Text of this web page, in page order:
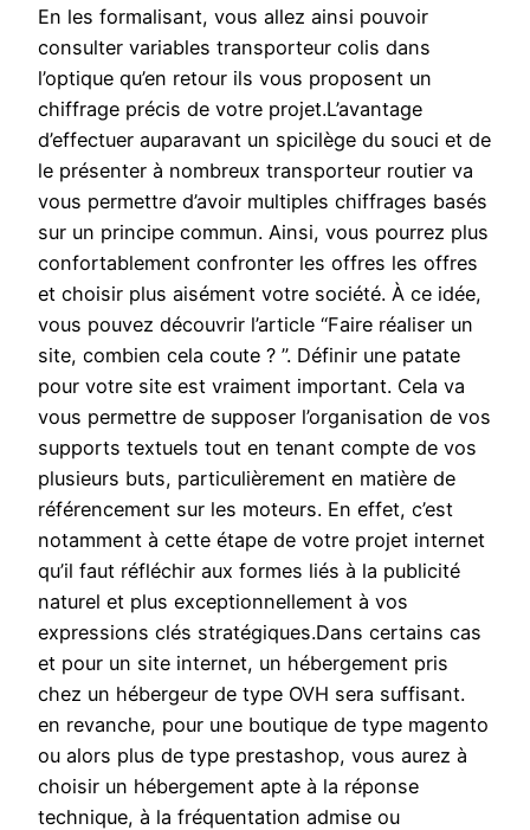
En les formalisant, vous allez ainsi pouvoir
consulter variables transporteur colis dans
l’optique qu’en retour ils vous proposent un
chiffrage précis de votre projet.L’avantage
d’effectuer auparavant un spicilège du souci et de
le présenter à nombreux transporteur routier va
vous permettre d’avoir multiples chiffrages basés
sur un principe commun. Ainsi, vous pourrez plus
confortablement confronter les offres les offres
et choisir plus aisément votre société. À ce idée,
vous pouvez découvrir l’article “Faire réaliser un
site, combien cela coute ? ”. Définir une patate
pour votre site est vraiment important. Cela va
vous permettre de supposer l’organisation de vos
supports textuels tout en tenant compte de vos
plusieurs buts, particulièrement en matière de
référencement sur les moteurs. En effet, c’est
notamment à cette étape de votre projet internet
qu’il faut réfléchir aux formes liés à la publicité
naturel et plus exceptionnellement à vos
expressions clés stratégiques.Dans certains cas
et pour un site internet, un hébergement pris
chez un hébergeur de type OVH sera suffisant.
en revanche, pour une boutique de type magento
ou alors plus de type prestashop, vous aurez à
choisir un hébergement apte à la réponse
technique, à la fréquentation admise ou